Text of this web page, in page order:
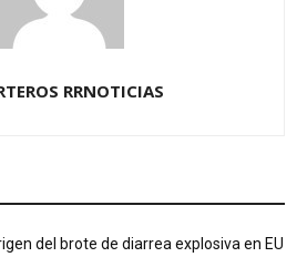
RRNOTICIAS
del brote de diarrea explosiva en EU